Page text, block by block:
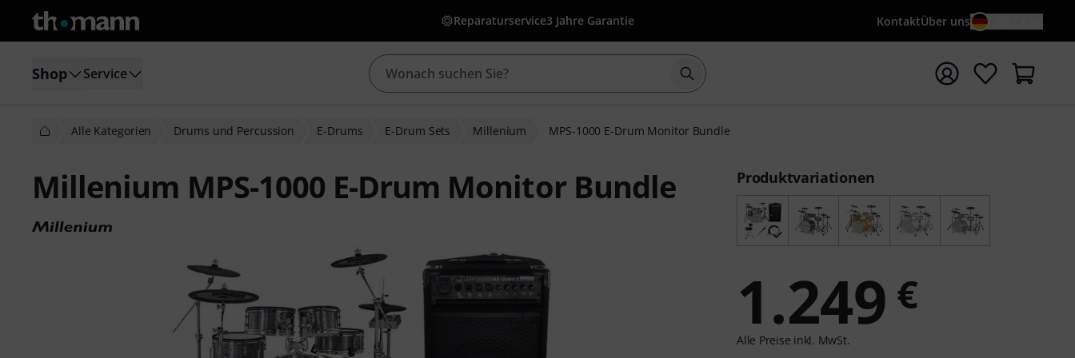
Reparaturservice3 Jahre Garantie KontaktÜber uns
Shop Service Suche mit Suchwort {searchTerm} starten
Alle Kategorien Drums und Percussion E-Drums E-Drum Sets Millenium MPS-1000 E-Drum Monitor Bundle
Millenium MPS-1000 E-Drum Monitor Bundle Produktvariationen
1.249 €
Alle Preise inkl. MwSt.